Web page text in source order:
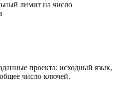
лимит на число
проекта: исходный язык,
число ключей.